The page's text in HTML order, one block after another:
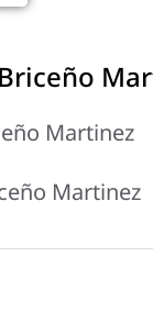
Martinez
Martinez